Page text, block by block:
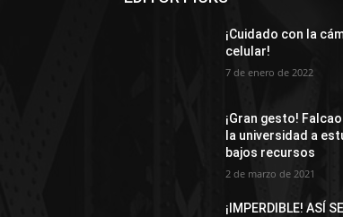
¡Cuidado con la
celular!
7 de enero de 2022
¡Gran gesto!
la universidad a
bajos recursos
2 de marzo de 2021
¡IMPERDIBLE! ASÍ